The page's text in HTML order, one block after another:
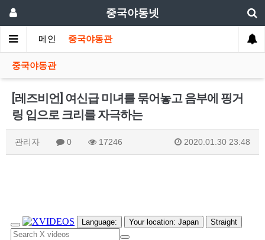
중국야동넷
메인 중국야동관
중국야동관
[레즈비언] 여신급 미녀를 묶어놓고 음부에 핑거
링 입으로 크리를 자극하는
관리자 0 17246 2020.01.30 23:48